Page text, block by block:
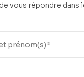
vous répondre dans